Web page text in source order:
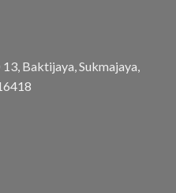
Baktijaya, Sukmajaya,